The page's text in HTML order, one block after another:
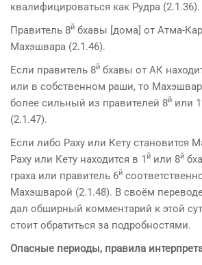
квалифицироваться как Рудра (2.1.36).
Правитель 8й бхавы [дома] от Атма-
Махэшвара (2.1.46).
Если правитель 8й бхавы от АК
или в собственном раши, то
более сильный из правителей 8й или
(2.1.47).
Если либо Раху или Кету становится
Раху или Кету находится в 1й или 8й
граха или правитель 6й
Махэшварой (2.1.48). В своём
дал обширный комментарий к этой
стоит обратиться за подробностями.
Опасные периоды, правила